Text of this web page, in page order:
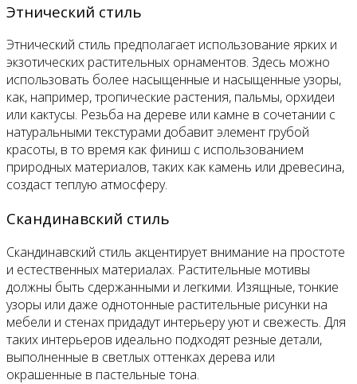
Этнический стиль
Этнический стиль предполагает использование ярких и
экзотических растительных орнаментов. Здесь можно
использовать более насыщенные и насыщенные узоры,
как, например, тропические растения, пальмы, орхидеи
или кактусы. Резьба на дереве или камне в сочетании с
натуральными текстурами добавит элемент грубой
красоты, в то время как финиш с использованием
природных материалов, таких как камень или древесина,
создаст теплую атмосферу.
Скандинавский стиль
Скандинавский стиль акцентирует внимание на простоте
и естественных материалах. Растительные мотивы
должны быть сдержанными и легкими. Изящные, тонкие
узоры или даже однотонные растительные рисунки на
мебели и стенах придадут интерьеру уют и свежесть. Для
таких интерьеров идеально подходят резные детали,
выполненные в светлых оттенках дерева или
окрашенные в пастельные тона.